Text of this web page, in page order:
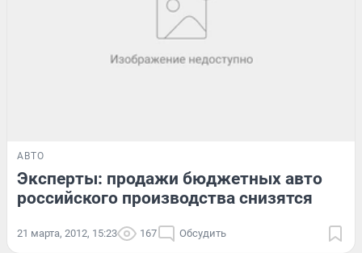
АВТО
Эксперты: продажи бюджетных авто
российского производства снизятся
21 марта, 2012, 15:23 167 Обсудить